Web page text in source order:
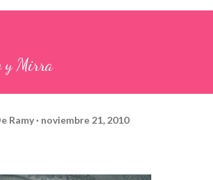
y Mirra
Ramy noviembre 21, 2010